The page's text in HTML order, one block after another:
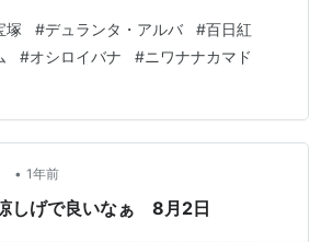
し♬ 秋のほうがたくさん咲くのかもし
みに 8月初めころから咲き始めたデュ
関横の鉢植えのも ここ👇のも ずっと咲
も 鉢植えだったけど ここ👆に置いたら
ックの穴やコンクリの隙間の土に根付
塚 #デュランタ・アルバ #百日紅
#オシロイバナ #ニワナナカマド
• 1年前
しげで良いなぁ 8月2日